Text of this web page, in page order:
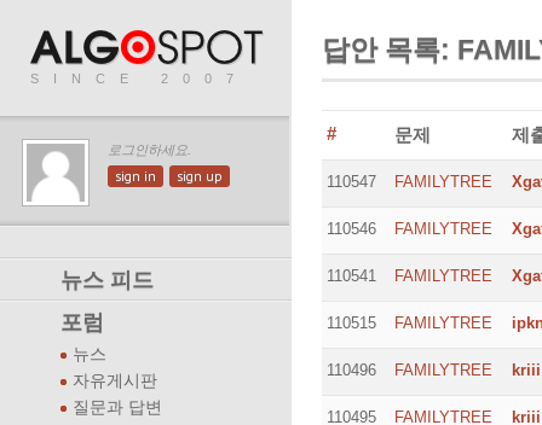
SINCE 2007
로그인하세요.
sign in sign up
뉴스 피드
포럼
뉴스
자유게시판
질문과 답변
답안 목록:
# 문제 제
110547 FAMILYTREE
110546 FAMILYTREE
110541 FAMILYTREE
110515 FAMILYTREE
110496 FAMILYTREE kriii
110495 FAMILYTREE kriii